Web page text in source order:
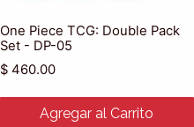
One Piece TCG: Double Pack
Set - DP-05
Precio habitual
$ 460.00
Agregar al Carrito